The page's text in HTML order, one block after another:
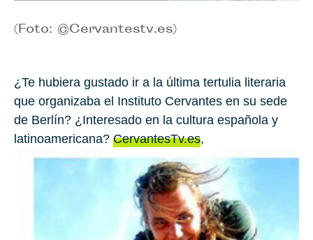
(Foto: ©Cervantestv.es)
¿Te hubiera gustado ir a la última tertulia literaria
que organizaba el Instituto Cervantes en su sede
de Berlín? ¿Interesado en la cultura española y
latinoamericana? CervantesTv.es,